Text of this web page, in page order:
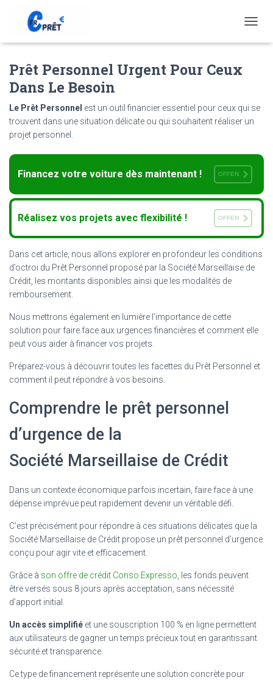
O
A
V
T
I
O
Prêt Personnel Urgent Pour Ceux
Dans Le Besoin
Le Prêt Personnel est un outil financier essentiel pour ceux qui se
trouvent dans une situation délicate ou qui souhaitent réaliser un
projet personnel.
Financez votre voiture dès maintenant ! OFFEN
Réalisez vos projets avec flexibilité ! OFFEN
Dans cet article, nous allons explorer en profondeur les conditions
d’octroi du Prêt Personnel proposé par la Société Marseillaise de
Crédit, les montants disponibles ainsi que les modalités de
remboursement.
Nous mettrons également en lumière l’importance de cette
solution pour faire face aux urgences financières et comment elle
peut vous aider à financer vos projets.
Préparez-vous à découvrir toutes les facettes du Prêt Personnel et
comment il peut répondre à vos besoins.
Comprendre le prêt personnel
d’urgence de la
Société Marseillaise de Crédit
Dans un contexte économique parfois incertain, faire face à une
dépense imprévue peut rapidement devenir un véritable défi.
C’est précisément pour répondre à ces situations délicates que la
Société Marseillaise de Crédit propose un prêt personnel d’urgence
conçu pour agir vite et efficacement.
Grâce à son offre de crédit Conso Expresso , les fonds peuvent
être versés sous 8 jours après acceptation, sans nécessité
d’apport initial.
Un accès simplifié et une souscription 100 % en ligne permettent
aux utilisateurs de gagner un temps précieux tout en garantissant
sécurité et transparence.
Ce type de financement représente une solution concrète pour